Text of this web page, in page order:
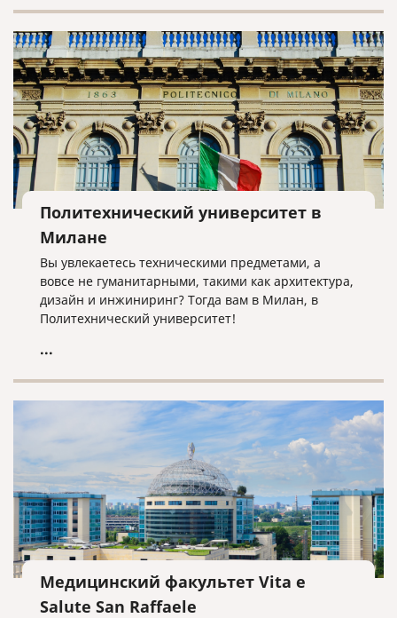
Если страна входит в список стран подписавших
Гаагскую конвенцию, то проставляется штамп
апостиль. Если не входит, то выполняется полная
консульская легализация.
Политехнический университет в
Милане
Вы увлекаетесь техническими предметами, а
вовсе не гуманитарными, такими как архитектура,
дизайн и инжиниринг? Тогда вам в Милан, в
Политехнический университет!
...
Медицинский факультет Vita e
Salute San Raffaele